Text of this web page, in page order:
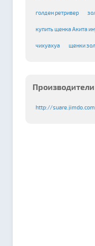
голден ретривер
купить щенка Акита
чихуахуа щенки
Производители
http://